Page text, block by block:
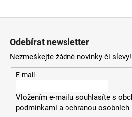
Odebírat newsletter
Nezmeškejte žádné novinky či slevy!
E-mail
Vložením e-mailu souhlasítes
podmínkami a ochranou osobních